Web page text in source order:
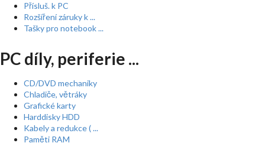
Přísluš. k PC
Rozšíření záruky k ...
Tašky pro notebook ...
PC díly, periferie ...
CD/DVD mechaniky
Chladiče, větráky
Grafické karty
Harddisky HDD
Kabely a redukce ( ...
Paměti RAM